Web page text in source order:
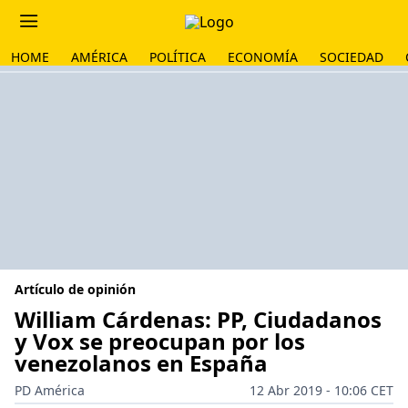
HOME AMÉRICA POLÍTICA ECONOMÍA SOCIEDAD
Artículo de opinión
William Cárdenas: PP, Ciudadanos
y Vox se preocupan por los
venezolanos en España
PD América
12 Abr 2019 - 10:06 CET